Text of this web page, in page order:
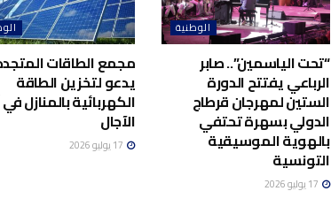
الوطنية
“تحت الياسمين”.. صابر
الرباعي يفتتح الدورة
الستين لمهرجان قرطاج
الدولي بسهرة تحتفي
بالهوية الموسيقية
التونسية
مجمع الطاقات
يدعو لتخزين الطاقة
الكهربائية بالمنازل
الآجال